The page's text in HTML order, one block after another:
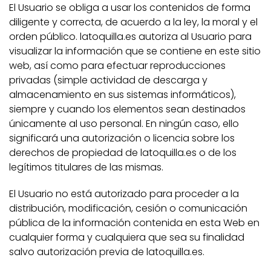
El Usuario se obliga a usar los contenidos de forma
diligente y correcta, de acuerdo a la ley, la moral y el
orden público. latoquilla.es autoriza al Usuario para
visualizar la información que se contiene en este sitio
web, así como para efectuar reproducciones
privadas (simple actividad de descarga y
almacenamiento en sus sistemas informáticos),
siempre y cuando los elementos sean destinados
únicamente al uso personal. En ningún caso, ello
significará una autorización o licencia sobre los
derechos de propiedad de latoquilla.es o de los
legítimos titulares de las mismas.
El Usuario no está autorizado para proceder a la
distribución, modificación, cesión o comunicación
pública de la información contenida en esta Web en
cualquier forma y cualquiera que sea su finalidad
salvo autorización previa de latoquilla.es.